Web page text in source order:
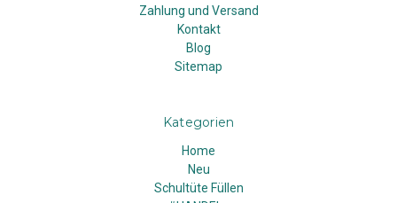
Zahlung und Versand
Kontakt
Blog
Sitemap
Kategorien
Home
Neu
Schultüte Füllen